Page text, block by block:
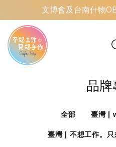
文博會及台南什物
品牌
全部 臺灣 |
臺灣 | 不想工作。